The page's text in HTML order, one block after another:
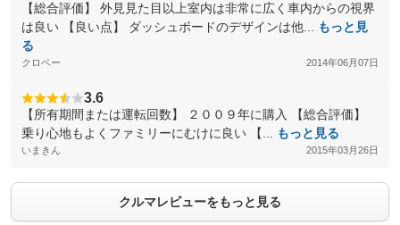
【総合評価】 外見見た目以上室内は非常に広く車内からの視界
は良い 【良い点】 ダッシュボードのデザインは他...
もっと見
る
クロベー 2014年06月07日
3.6
【所有期間または運転回数】 ２００９年に購入 【総合評価】
乗り心地もよくファミリーにむけに良い 【...
もっと見る
いまきん 2015年03月26日
クルマレビューをもっと見る